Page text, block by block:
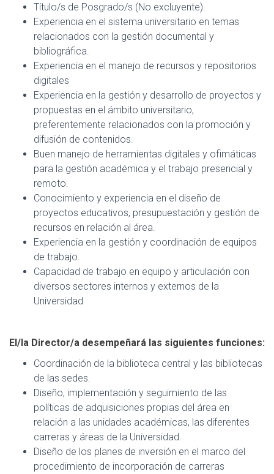
Título/s de Posgrado/s (No excluyente).
Experiencia en el sistema universitario en temas
relacionados con la gestión documental y
bibliográfica.
Experiencia en el manejo de recursos y repositorios
digitales
Experiencia en la gestión y desarrollo de proyectos y
propuestas en el ámbito universitario,
preferentemente relacionados con la promoción y
difusión de contenidos.
Buen manejo de herramientas digitales y ofimáticas
para la gestión académica y el trabajo presencial y
remoto.
Conocimiento y experiencia en el diseño de
proyectos educativos, presupuestación y gestión de
recursos en relación al área.
Experiencia en la gestión y coordinación de equipos
de trabajo.
Capacidad de trabajo en equipo y articulación con
diversos sectores internos y externos de la
Universidad
El/la Director/a desempeñará las siguientes funciones:
Coordinación de la biblioteca central y las bibliotecas
de las sedes.
Diseño, implementación y seguimiento de las
políticas de adquisiciones propias del área en
relación a las unidades académicas, las diferentes
carreras y áreas de la Universidad.
Diseño de los planes de inversión en el marco del
procedimiento de incorporación de carreras